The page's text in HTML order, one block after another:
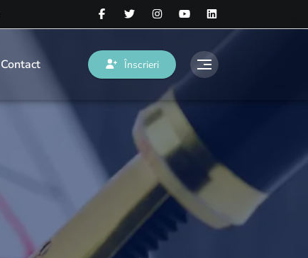
Contact Înscrieri